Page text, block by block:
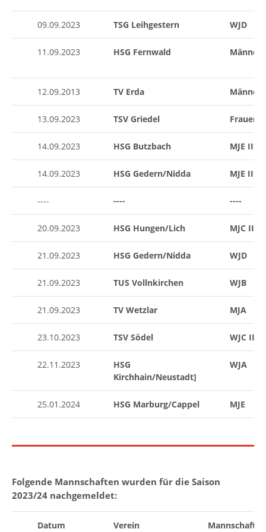
09.09.2023 TSG Leihgestern WJD
11.09.2023 HSG Fernwald Männer
12.09.2013 TV Erda Männer
13.09.2023 TSV Griedel Frauen II
14.09.2023 HSG Butzbach MJE II
14.09.2023 HSG Gedern/Nidda MJE II
---- ---- ----
20.09.2023 HSG Hungen/Lich MJC II
21.09.2023 HSG Gedern/Nidda WJD
21.09.2023 TUS Vollnkirchen WJB
21.09.2023 TV Wetzlar MJA
23.10.2023 TSV Södel WJC II
22.11.2023
HSG
Kirchhain/Neustadt]
WJA
25.01.2024 HSG Marburg/Cappel MJE
Folgende Mannschaften wurden für die Saison
2023/24 nachgemeldet:
Datum Verein Mannschaft/